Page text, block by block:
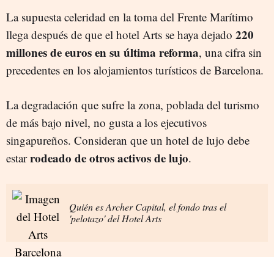
La supuesta celeridad en la toma del Frente Marítimo
llega después de que el hotel Arts se haya dejado 220
millones de euros en su última reforma, una cifra sin
precedentes en los alojamientos turísticos de Barcelona.
La degradación que sufre la zona, poblada del turismo
de más bajo nivel, no gusta a los ejecutivos
singapureños. Consideran que un hotel de lujo debe
estarrodeado de otros activos de lujo.
Quién es Archer Capital, el fondo tras el
'pelotazo' del Hotel Arts